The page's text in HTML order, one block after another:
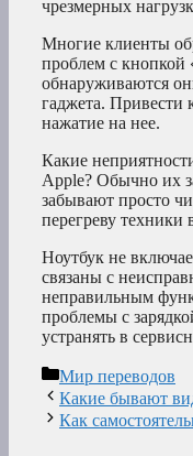
чрезмерных
Многие клиенты
проблем с
обнаруживаются
гаджета. Привести
нажатие на нее.
Какие
Apple? Обычно их
забывают просто
перегреву техники
Ноутбук не
связаны с
неправильным
проблемы с
устранять в
Рубрики
Мир переводов
Какие бывают
Как